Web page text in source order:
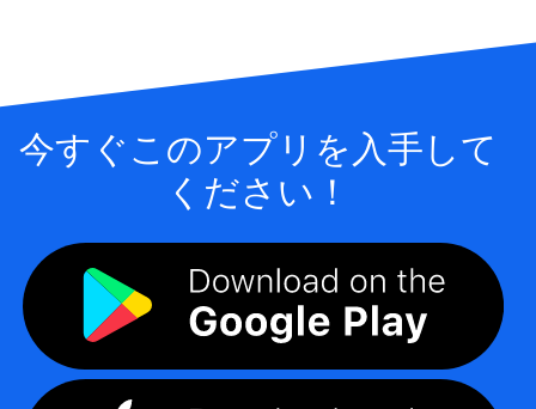
今すぐこのアプリを入手して
ください！